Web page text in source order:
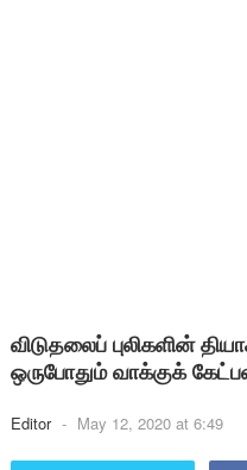
விடுதலைப் புலிகளின்
ஒருபோதும் வாக்குக்
Editor - May 12, 2020 at 6:49